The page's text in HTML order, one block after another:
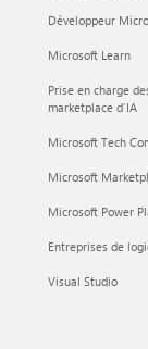
Développeur
Microsoft Learn
Prise en charge
marketplace d’IA
Microsoft Tech
Microsoft
Microsoft Power
Entreprises de
Visual Studio